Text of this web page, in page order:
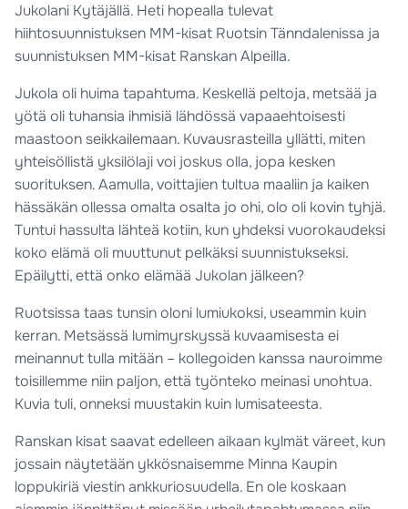
Jukolani Kytäjällä. Heti hopealla tulevat
hiihtosuunnistuksen MM-kisat Ruotsin Tänndalenissa ja
suunnistuksen MM-kisat Ranskan Alpeilla.
Jukola oli huima tapahtuma. Keskellä peltoja, metsää ja
yötä oli tuhansia ihmisiä lähdössä vapaaehtoisesti
maastoon seikkailemaan. Kuvausrasteilla yllätti, miten
yhteisöllistä yksilölaji voi joskus olla, jopa kesken
suorituksen. Aamulla, voittajien tultua maaliin ja kaiken
hässäkän ollessa omalta osalta jo ohi, olo oli kovin tyhjä.
Tuntui hassulta lähteä kotiin, kun yhdeksi vuorokaudeksi
koko elämä oli muuttunut pelkäksi suunnistukseksi.
Epäilytti, että onko elämää Jukolan jälkeen?
Ruotsissa taas tunsin oloni lumiukoksi, useammin kuin
kerran. Metsässä lumimyrskyssä kuvaamisesta ei
meinannut tulla mitään – kollegoiden kanssa nauroimme
toisillemme niin paljon, että työnteko meinasi unohtua.
Kuvia tuli, onneksi muustakin kuin lumisateesta.
Ranskan kisat saavat edelleen aikaan kylmät väreet, kun
jossain näytetään ykkösnaisemme Minna Kaupin
loppukiriä viestin ankkuriosuudella. En ole koskaan